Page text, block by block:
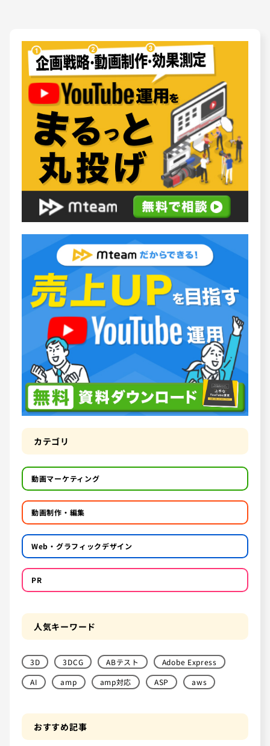
カテゴリ
動画マーケティング
動画制作・編集
Web・グラフィックデザイン
PR
人気キーワード
3D 3DCG ABテスト
Adobe Express
AI
amp amp対応 ASP aws
おすすめ記事